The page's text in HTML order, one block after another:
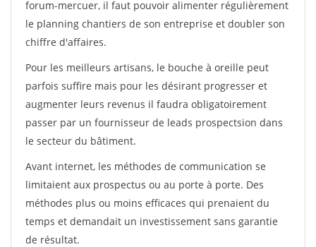
forum-mercuer, il faut pouvoir alimenter régulièrement
le planning chantiers de son entreprise et doubler son
chiffre d'affaires.
Pour les meilleurs artisans, le bouche à oreille peut
parfois suffire mais pour les désirant progresser et
augmenter leurs revenus il faudra obligatoirement
passer par un fournisseur de leads prospectsion dans
le secteur du bâtiment.
Avant internet, les méthodes de communication se
limitaient aux prospectus ou au porte à porte. Des
méthodes plus ou moins efficaces qui prenaient du
temps et demandait un investissement sans garantie
de résultat.